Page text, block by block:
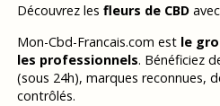
Découvrez les fleurs de CBDavec
Mon-Cbd-Francais.com est le
les professionnels. Bénéficiez
(sous 24h), marques reconnues,
contrôlés.